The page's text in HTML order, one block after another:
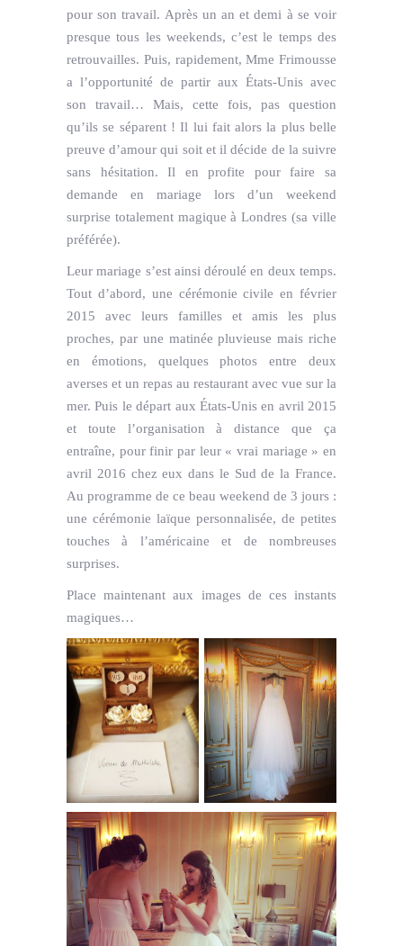
pour son travail. Après un an et demi à se voir
presque tous les weekends, c’est le temps des
retrouvailles. Puis, rapidement, Mme Frimousse
a l’opportunité de partir aux États-Unis avec
son travail… Mais, cette fois, pas question
qu’ils se séparent ! Il lui fait alors la plus belle
preuve d’amour qui soit et il décide de la suivre
sans hésitation. Il en profite pour faire sa
demande en mariage lors d’un weekend
surprise totalement magique à Londres (sa ville
préférée).
Leur mariage s’est ainsi déroulé en deux temps.
Tout d’abord, une cérémonie civile en février
2015 avec leurs familles et amis les plus
proches, par une matinée pluvieuse mais riche
en émotions, quelques photos entre deux
averses et un repas au restaurant avec vue sur la
mer. Puis le départ aux États-Unis en avril 2015
et toute l’organisation à distance que ça
entraîne, pour finir par leur « vrai mariage » en
avril 2016 chez eux dans le Sud de la France.
Au programme de ce beau weekend de 3 jours :
une cérémonie laïque personnalisée, de petites
touches à l’américaine et de nombreuses
surprises.
Place maintenant aux images de ces instants
magiques…